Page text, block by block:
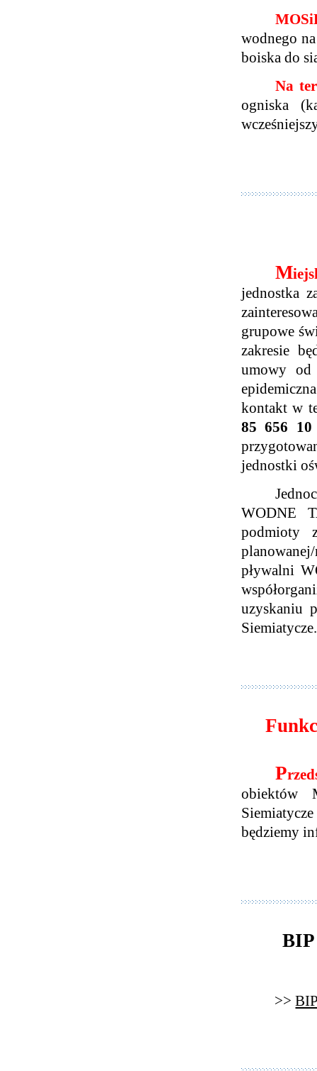
wodnego
boiska do
Na
ogniska
M
jednostka
grupowe
zakresie
umowy
kontakt w
85 656 10
jednostki
WODNE
podmioty
pływalni
uzyskaniu
Siemiatycze.
P
obiektów
będziemy
>>